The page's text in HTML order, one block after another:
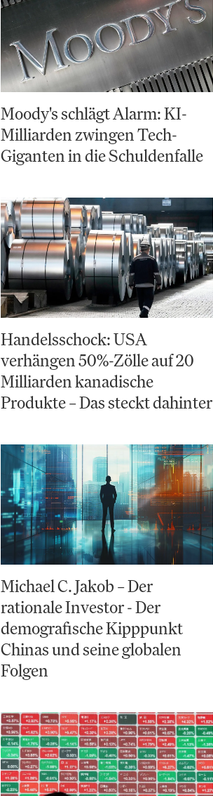
Moody's schlägt Alarm: KI-
Milliarden zwingen Tech-
Giganten in die Schuldenfalle
Handelsschock: USA
verhängen 50%-Zölle auf 20
Milliarden kanadische
Produkte – Das steckt dahinter
Michael C. Jakob – Der
rationale Investor - Der
demografische Kipppunkt
Chinas und seine globalen
Folgen